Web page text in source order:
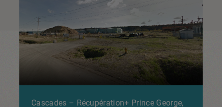
Cascades – Récupération+ Prince George,